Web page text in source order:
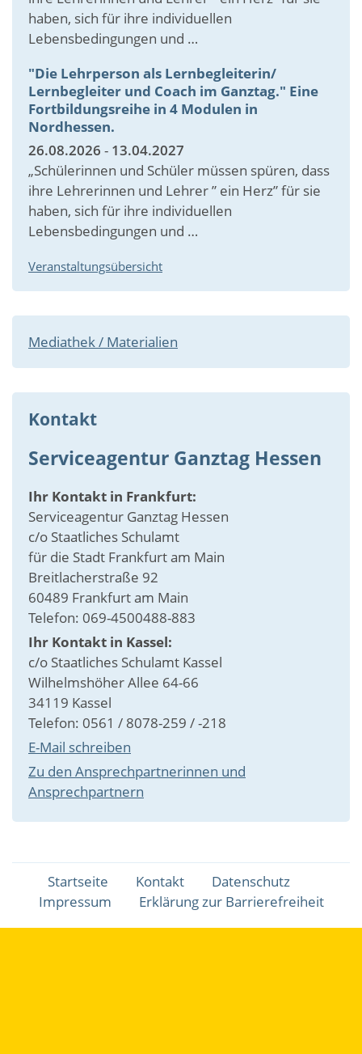
haben, sich für ihre individuellen
Lebensbedingungen und …
"Die Lehrperson als Lernbegleiterin/
Lernbegleiter und Coach im Ganztag." Eine
Fortbildungsreihe in 4 Modulen in
Nordhessen.
26.08.2026 - 13.04.2027
„Schülerinnen und Schüler müssen spüren, dass
ihre Lehrerinnen und Lehrer ” ein Herz” für sie
haben, sich für ihre individuellen
Lebensbedingungen und …
Veranstaltungsübersicht
Mediathek / Materialien
Kontakt
Serviceagentur Ganztag Hessen
Ihr Kontakt in Frankfurt:
Serviceagentur Ganztag Hessen
c/o Staatliches Schulamt
für die Stadt Frankfurt am Main
Breitlacherstraße 92
60489 Frankfurt am Main
Telefon: 069-4500488-883
Ihr Kontakt in Kassel:
c/o Staatliches Schulamt Kassel
Wilhelmshöher Allee 64-66
34119 Kassel
Telefon: 0561 / 8078-259 / -218
E-Mail schreiben
Zu den Ansprechpartnerinnen und
Ansprechpartnern
Fußbereichsmenü
Startseite Kontakt
Datenschutz
Impressum
Erklärung zur Barrierefreiheit